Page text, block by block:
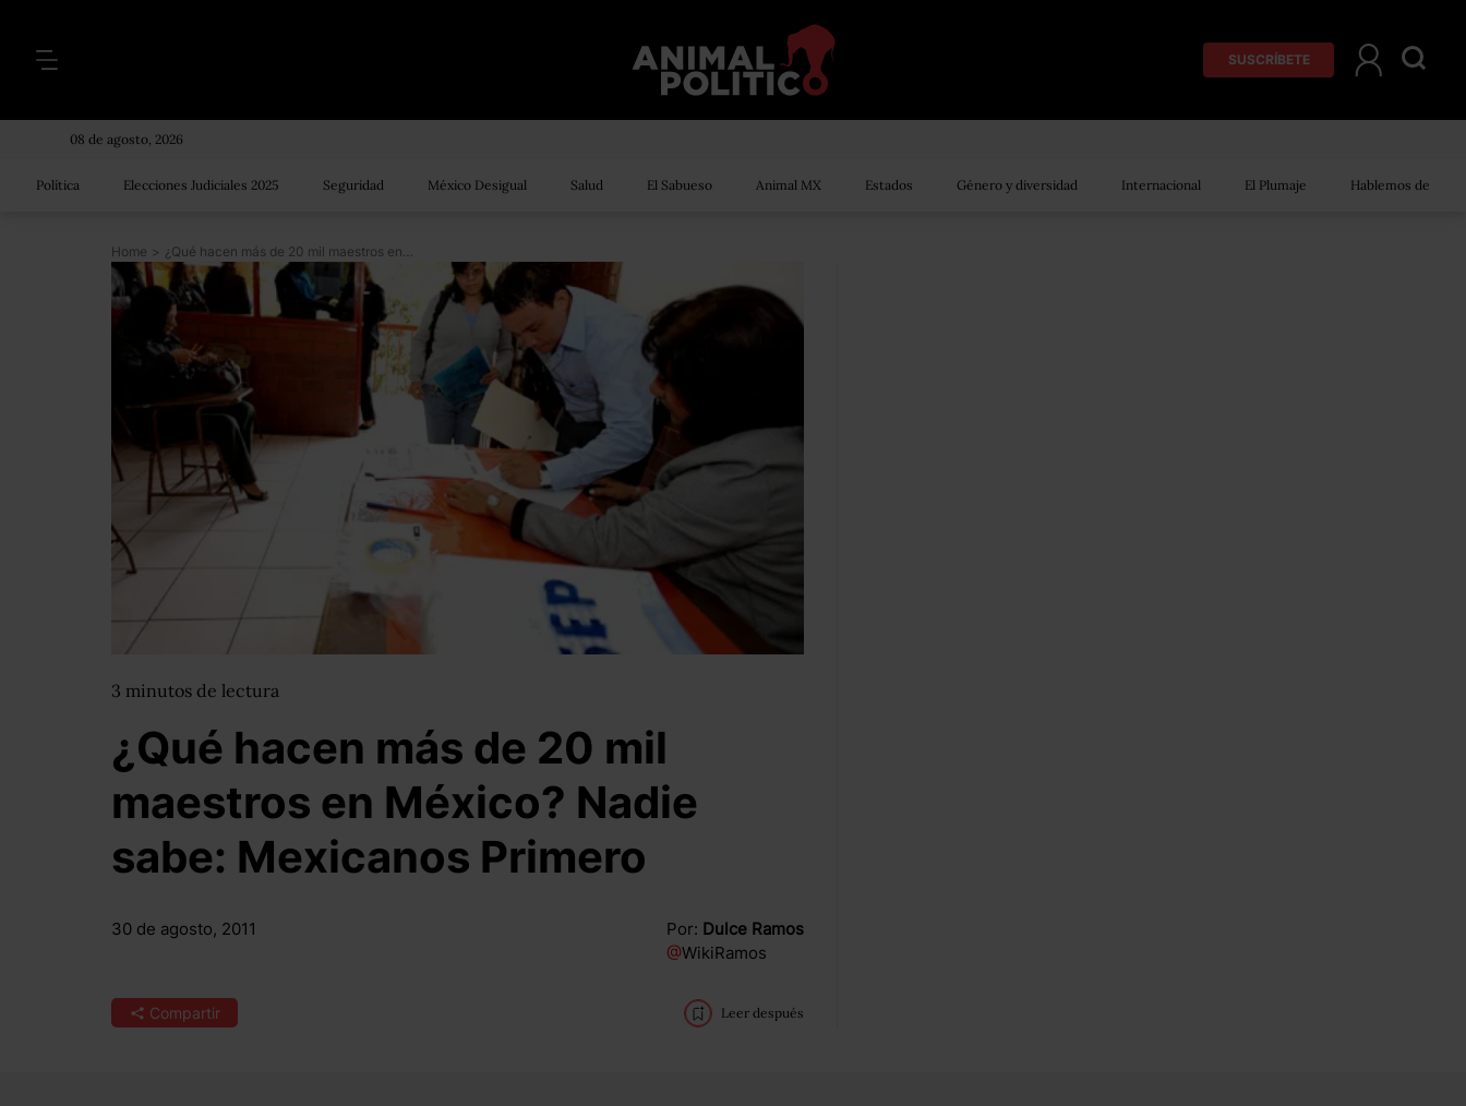
SUSCRÍBETE
08 de agosto, 2026
Política Elecciones Judiciales 2025 Seguridad México Desigual Salud El Sabueso Animal MX Estados Género y diversidad Internacional El Plumaje Hablemos de
Home > ¿Qué hacen más de 20 mil maestros en México? Nadie sabe: Mexicanos Primero
3 minutos de lectura
¿Qué hacen más de 20 mil
maestros en México? Nadie
sabe: Mexicanos Primero
30 de agosto, 2011 Por: Dulce Ramos
@WikiRamos
Compartir Leer después